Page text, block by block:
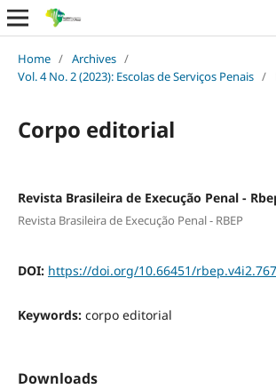
Home / Archives /
Vol. 4 No. 2 (2023): Escolas de Serviços Penais /
Corpo editorial
Revista Brasileira de Execução Penal -
Revista Brasileira de Execução Penal - RBEP
DOI: https://doi.org/10.66451/rbep.v4i2.767
Keywords: corpo editorial
Downloads